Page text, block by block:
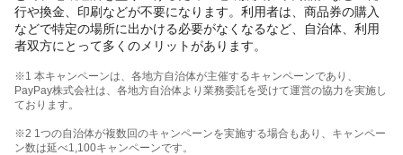
行や換金、印刷などが不要になります。利用者は、商品券の購入
などで特定の場所に出かける必要がなくなるなど、自治体、利用
者双方にとって多くのメリットがあります。
※1 本キャンペーンは、各地方自治体が主催するキャンペーンであり、
PayPay株式会社は、各地方自治体より業務委託を受けて運営の協力を実施し
ております。
※2 1つの自治体が複数回のキャンペーンを実施する場合もあり、キャンペー
ン数は延べ1,100キャンペーンです。